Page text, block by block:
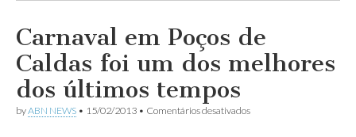
DE
NOTÍCIAS
Carnaval em Poços de
Caldas foi um dos melhores
dos últimos tempos
byABN NEWS • 15/02/2013 • Comentários desativadosem